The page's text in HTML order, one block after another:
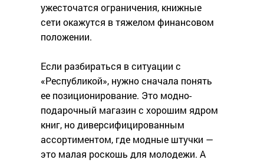
ужесточатся ограничения, книжные
сети окажутся в тяжелом финансовом
положении.
Если разбираться в ситуации с
«Республикой», нужно сначала понять
ее позиционирование. Это модно-
подарочный магазин с хорошим ядром
книг, но диверсифицированным
ассортиментом, где модные штучки —
это малая роскошь для молодежи. А